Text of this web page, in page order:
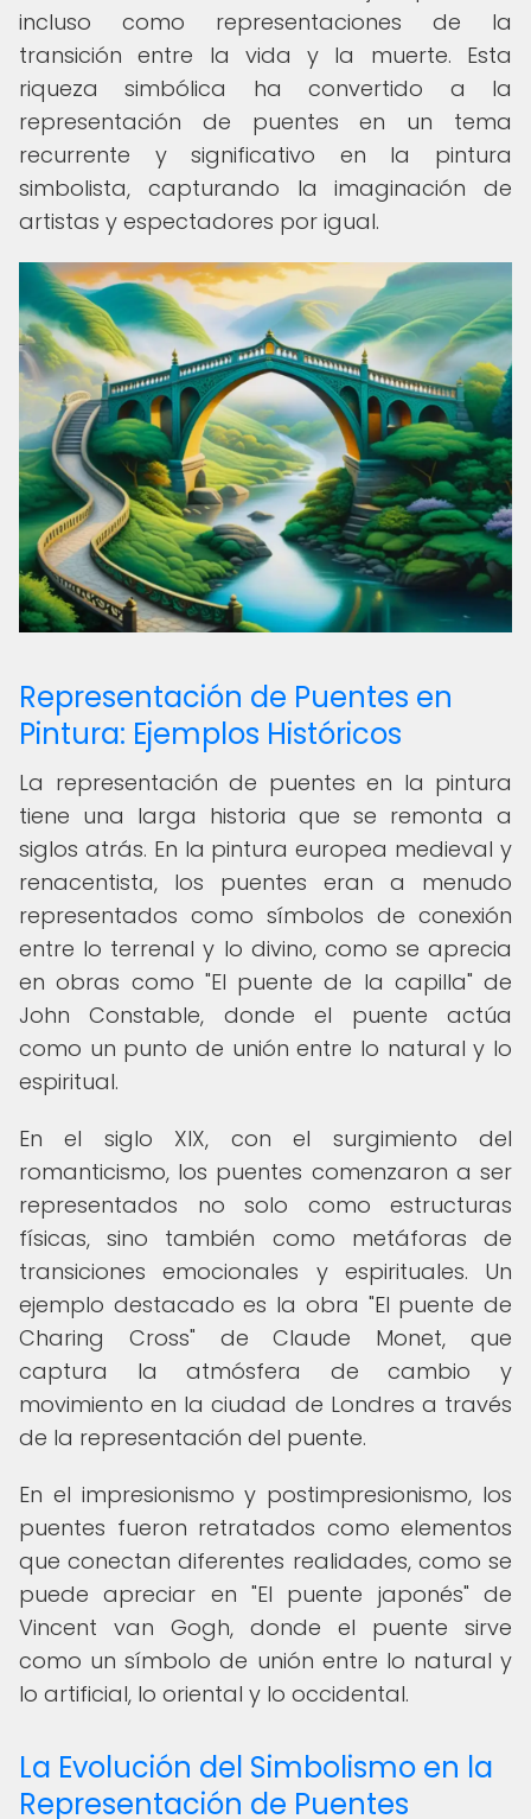
incluso como representaciones de la
transición entre la vida y la muerte. Esta
riqueza simbólica ha convertido a la
representación de puentes en un tema
recurrente y significativo en la pintura
simbolista, capturando la imaginación de
artistas y espectadores por igual.
Representación de Puentes en
Pintura: Ejemplos Históricos
La representación de puentes en la pintura
tiene una larga historia que se remonta a
siglos atrás. En la pintura europea medieval y
renacentista, los puentes eran a menudo
representados como símbolos de conexión
entre lo terrenal y lo divino, como se aprecia
en obras como "El puente de la capilla" de
John Constable, donde el puente actúa
como un punto de unión entre lo natural y lo
espiritual.
En el siglo XIX, con el surgimiento del
romanticismo, los puentes comenzaron a ser
representados no solo como estructuras
físicas, sino también como metáforas de
transiciones emocionales y espirituales. Un
ejemplo destacado es la obra "El puente de
Charing Cross" de Claude Monet, que
captura la atmósfera de cambio y
movimiento en la ciudad de Londres a través
de la representación del puente.
En el impresionismo y postimpresionismo, los
puentes fueron retratados como elementos
que conectan diferentes realidades, como se
puede apreciar en "El puente japonés" de
Vincent van Gogh, donde el puente sirve
como un símbolo de unión entre lo natural y
lo artificial, lo oriental y lo occidental.
La Evolución del Simbolismo en la
Representación de Puentes